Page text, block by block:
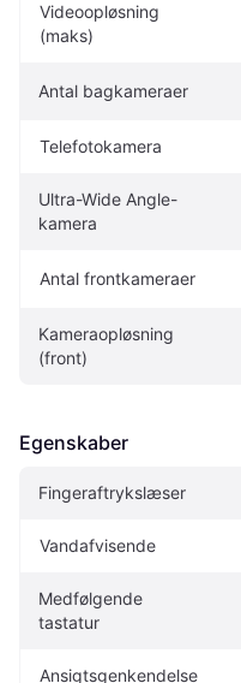
Videoopløsning
(maks)
Antal bagkameraer
Telefotokamera
Ultra-Wide Angle-
kamera
Antal frontkameraer
Kameraopløsning
(front)
Egenskaber
Fingeraftrykslæser
Vandafvisende
Medfølgende
tastatur
Ansigtsgenkendelse